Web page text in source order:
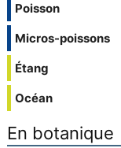
Poisson
Micros-poissons
Étang
Océan
En botanique